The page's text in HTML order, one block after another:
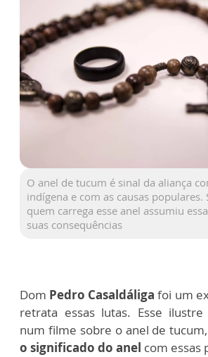
O anel de tucum é sinal da aliança
indígena e com as causas populares.
quem carrega esse anel assumiu
suas consequências
Dom Pedro Casaldáliga foi um
retrata essas lutas. Esse ilustre
num filme sobre o anel de tucum,
o significado do anel com essas